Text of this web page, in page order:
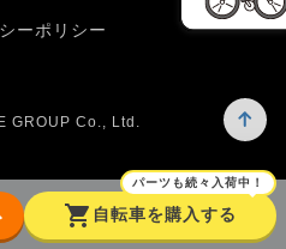
shopping_cart
パーツも続々入荷中！
自転車を購入する
ーポリシー
GROUP Co., Ltd.